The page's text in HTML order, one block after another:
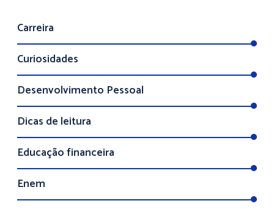
Carreira
Curiosidades
Desenvolvimento Pessoal
Dicas de leitura
Educação financeira
Enem